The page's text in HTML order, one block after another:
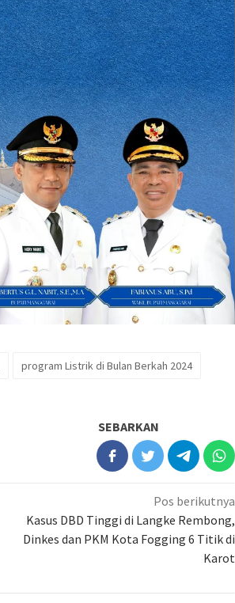
program Listrik di Bulan Berkah 2024
SEBARKAN
Pos berikutnya
Kasus DBD Tinggi di Langke Rembong,
Dinkes dan PKM Kota Fogging 6 Titik di
Karot